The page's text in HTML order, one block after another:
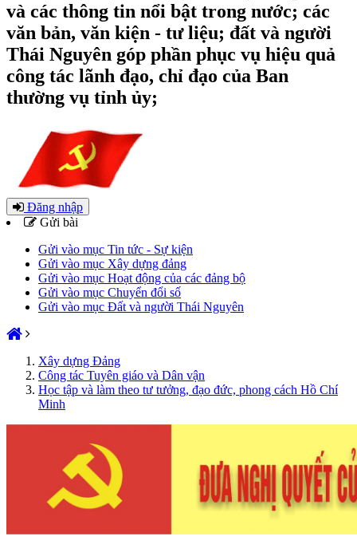
và các thông tin nổi bật trong nước; các
văn bản, văn kiện - tư liệu; đất và người
Thái Nguyên góp phần phục vụ hiệu quả
công tác lãnh đạo, chỉ đạo của Ban
thường vụ tỉnh ủy;
Đăng nhập
Gửi bài
Gửi vào mục Tin tức - Sự kiện
Gửi vào mục Xây dựng đảng
Gửi vào mục Hoạt động của các đảng bộ
Gửi vào mục Chuyển đổi số
Gửi vào mục Đất và người Thái Nguyên
Xây dựng Đảng
Công tác Tuyên giáo và Dân vận
Học tập và làm theo tư tưởng, đạo đức, phong cách Hồ Chí
Minh